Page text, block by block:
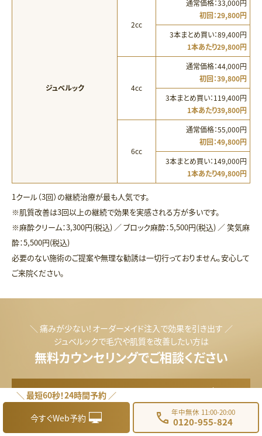
ジュベルック
2cc
通常価格：33,000円
初回：29,800円
3本まとめ買い：89,400円
1本あたり29,800円
4cc
通常価格：44,000円
初回：39,800円
3本まとめ買い：119,400円
1本あたり39,800円
6cc
通常価格：55,000円
初回：49,800円
3本まとめ買い：149,000円
1本あたり49,800円
1クール（3回）の継続治療が最も人気です。
※肌質改善は3回以上の継続で効果を実感される方が多いです。
※麻酔クリーム：3,300円(税込) ／ ブロック麻酔：5,500円(税込) ／ 笑気麻
酔：5,500円(税込)
必要のない施術のご提案や無理な勧誘は一切行っておりません。安心して
ご来院ください。
＼ 痛みが少ない！オーダーメイド注入で効果を引き出す ／
ジュベルックで毛穴や肌質を改善したい方は
無料カウンセリングでご相談ください
無料カウンセリングはこちら
＼ 最短60秒！24時間予約 ／
今すぐWeb予約
年中無休 11:00-20:00
0120-955-824